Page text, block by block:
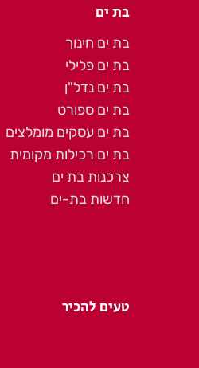
בת ים
בת ים חינוך
בת ים פלילי
בת ים נדל"ן
בת ים ספורט
בת ים עסקים מומלצים
בת ים רכילות מקומית
צרכנות בת ים
חדשות בת-ים
טעים להכיר